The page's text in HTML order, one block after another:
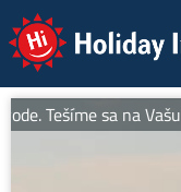
Holiday Info
Tešíme sa na